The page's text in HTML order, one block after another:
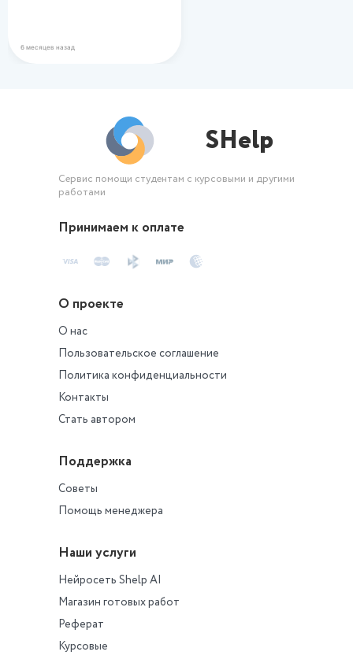
6 месяцев назад
SHelp
Сервис помощи студентам с курсовыми и другими
работами
Принимаем к оплате
О проекте
О нас
Пользовательское соглашение
Политика конфиденциальности
Контакты
Стать автором
Поддержка
Советы
Помощь менеджера
Наши услуги
Нейросеть Shelp AI
Магазин готовых работ
Реферат
Курсовые